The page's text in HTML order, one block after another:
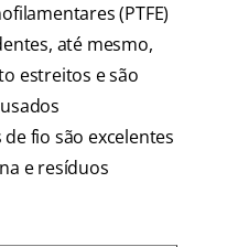
(PTFE)
até mesmo,
estreitos e são
fio são excelentes
e resíduos